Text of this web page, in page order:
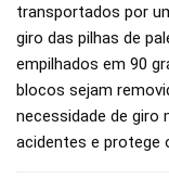
transportados por
giro das pilhas de
empilhados em 90
blocos sejam
necessidade de giro
acidentes e protege